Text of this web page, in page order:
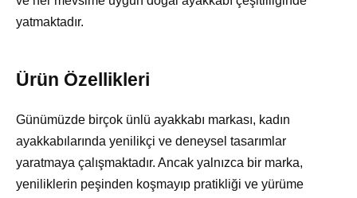
yatmaktadır.
Ürün Özellikleri
Günümüzde birçok ünlü ayakkabı markası, kadın
ayakkabılarında yenilikçi ve deneysel tasarımlar
yaratmaya çalışmaktadır. Ancak yalnızca bir marka,
yeniliklerin peşinden koşmayıp pratikliği ve yürüme